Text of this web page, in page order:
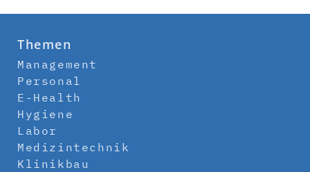
Themen
Management
Personal
E-Health
Hygiene
Labor
Medizintechnik
Klinikbau